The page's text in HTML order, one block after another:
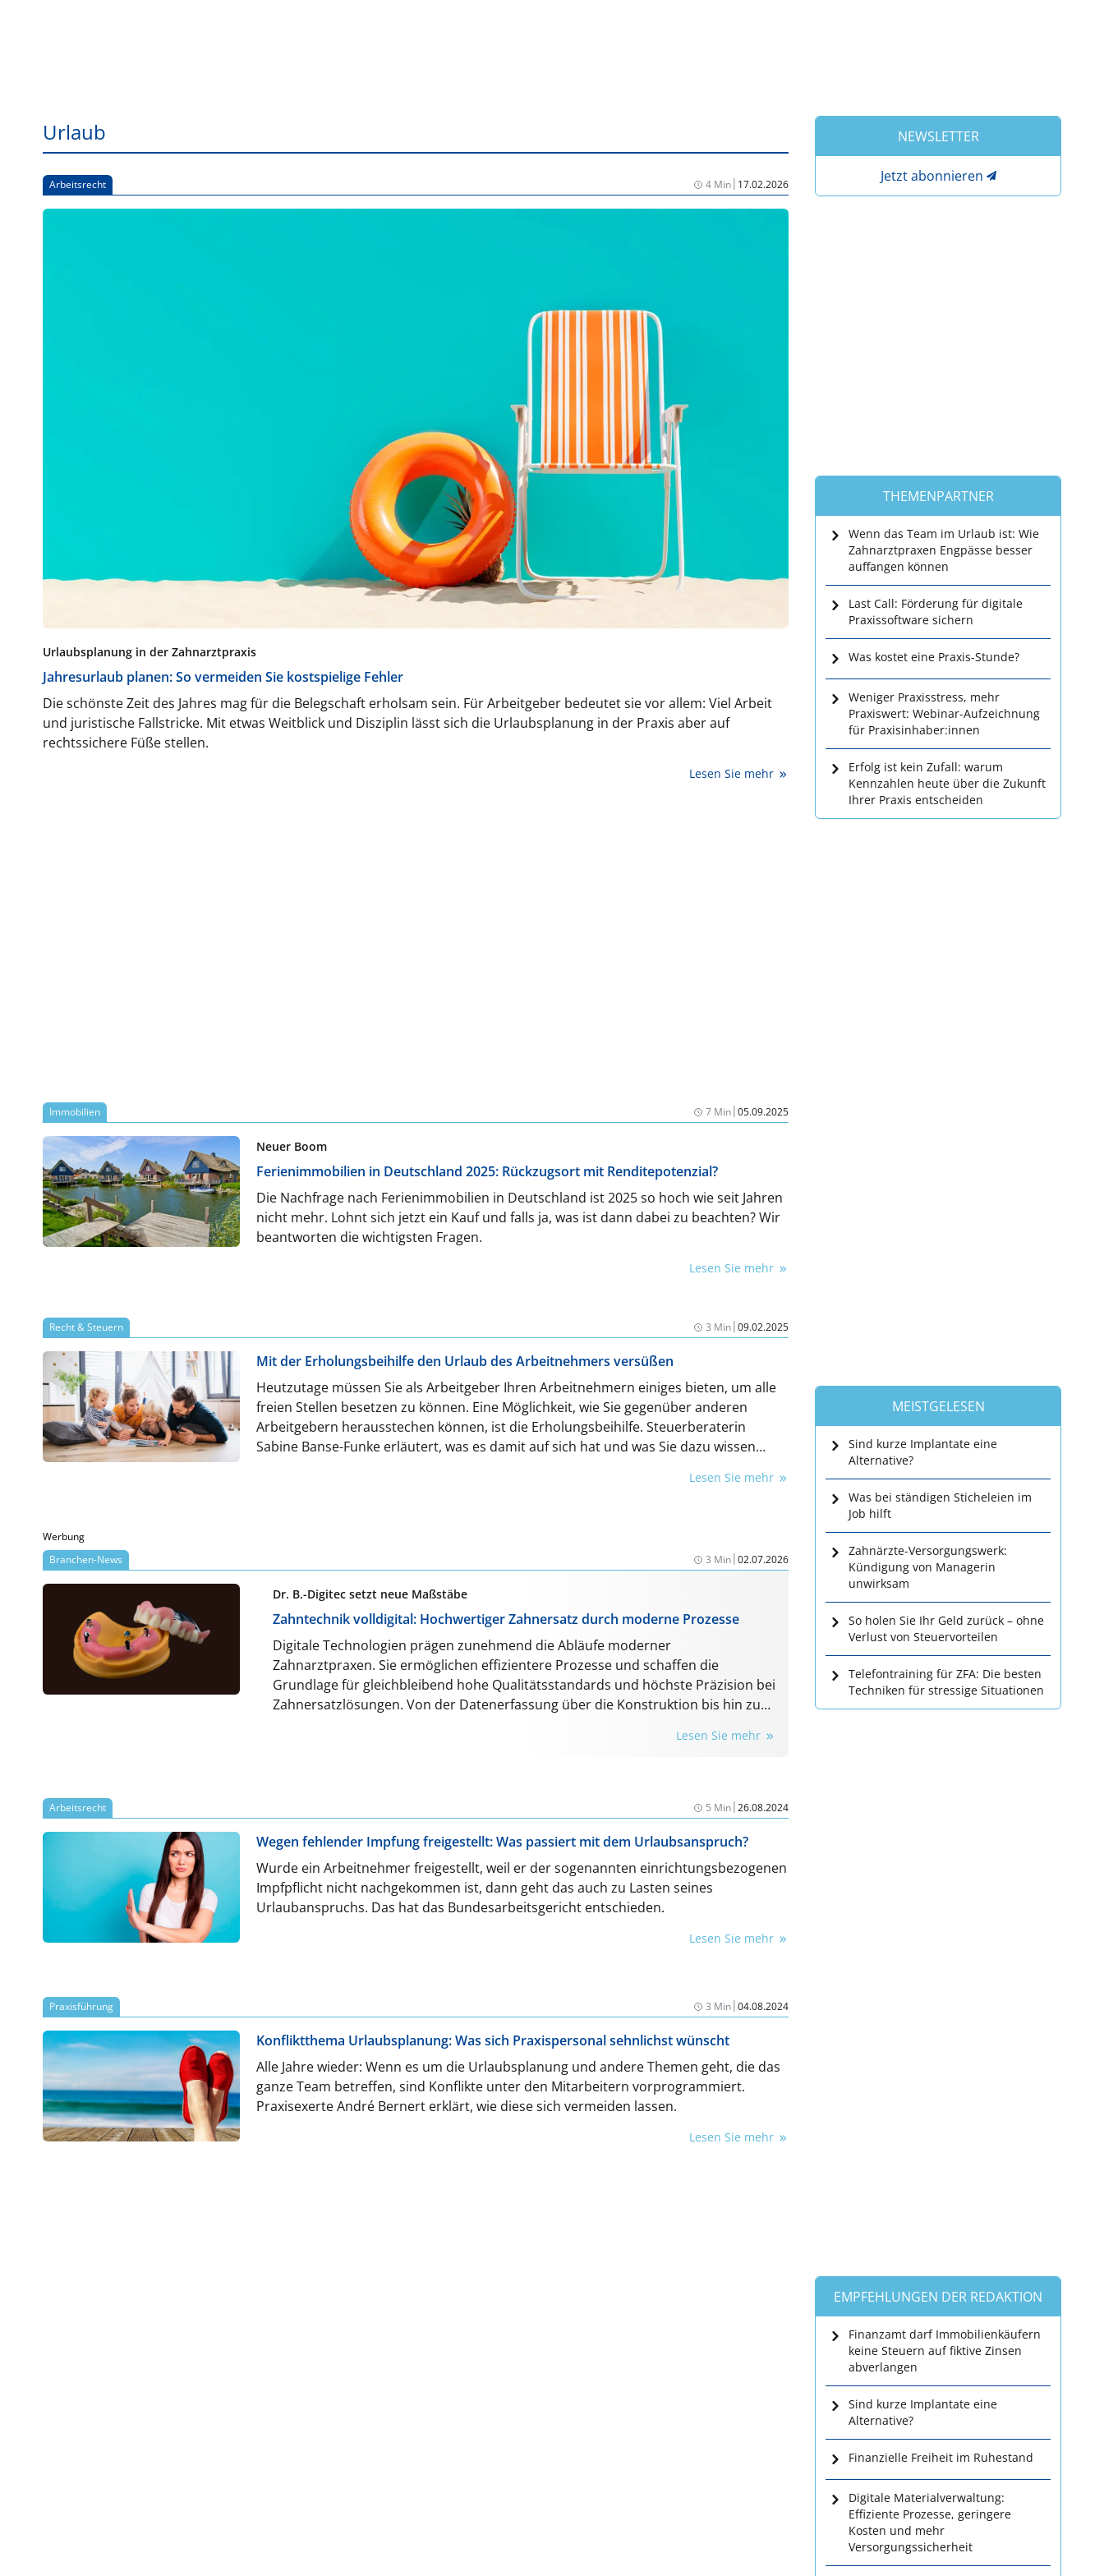
Urlaub
Arbeitsrecht 4 Min| 17.02.2026
Urlaubsplanung in der Zahnarztpraxis
Jahresurlaub planen: So vermeiden Sie kostspielige Fehler
Die schönste Zeit des Jahres mag für die Belegschaft erholsam sein. Für Arbeitgeber bedeutet sie vor allem: Viel Arbeit
und juristische Fallstricke. Mit etwas Weitblick und Disziplin lässt sich die Urlaubsplanung in der Praxis aber auf
rechtssichere Füße stellen.
Lesen Sie mehr
Immobilien 7 Min|05.09.2025
Neuer Boom
Ferienimmobilien in Deutschland 2025: Rückzugsort mit Renditepotenzial?
Die Nachfrage nach Ferienimmobilien in Deutschland ist 2025 so hoch wie seit Jahren
nicht mehr. Lohnt sich jetzt ein Kauf und falls ja, was ist dann dabei zu beachten? Wir
beantworten die wichtigsten Fragen.
Lesen Sie mehr
Recht & Steuern 3 Min|09.02.2025
Mit der Erholungsbeihilfe den Urlaub des Arbeitnehmers versüßen
Heutzutage müssen Sie als Arbeitgeber Ihren Arbeitnehmern einiges bieten, um alle
freien Stellen besetzen zu können. Eine Möglichkeit, wie Sie gegenüber anderen
Arbeitgebern herausstechen können, ist die Erholungsbeihilfe. Steuerberaterin
Sabine Banse-Funke erläutert, was es damit auf sich hat und was Sie dazu wissen
Lesen Sie mehr
Werbung
Branchen-News
3 Min|02.07.2026
Dr. B.-Digitec setzt neue Maßstäbe
Zahntechnik volldigital: Hochwertiger Zahnersatz durch moderne Prozesse
Digitale Technologien prägen zunehmend die Abläufe moderner
Zahnarztpraxen. Sie ermöglichen effizientere Prozesse und schaffen die
Grundlage für gleichbleibend hohe Qualitätsstandards und höchste Präzision bei
Zahnersatzlösungen. Von der Datenerfassung über die Konstruktion bis hin zur
B.-Digitec als zuverlässigem Partner künftig vollständig digital kommuniziert,
zu einem digitalen Ökosystem, das präzise, reproduzierbare und skalierbare
Lösungen effizient und modern umsetzt.
Lesen Sie mehr
Arbeitsrecht 5 Min|26.08.2024
Wegen fehlender Impfung freigestellt: Was passiert mit dem Urlaubsanspruch?
Wurde ein Arbeitnehmer freigestellt, weil er der sogenannten einrichtungsbezogenen
Impfpflicht nicht nachgekommen ist, dann geht das auch zu Lasten seines
Urlaubanspruchs. Das hat das Bundesarbeitsgericht entschieden.
Lesen Sie mehr
Praxisführung 3 Min|04.08.2024
Konfliktthema Urlaubsplanung: Was sich Praxispersonal sehnlichst wünscht
Alle Jahre wieder: Wenn es um die Urlaubsplanung und andere Themen geht, die das
ganze Team betreffen, sind Konflikte unter den Mitarbeitern vorprogrammiert.
Praxisexerte André Bernert erklärt, wie diese sich vermeiden lassen.
Lesen Sie mehr
NEWSLETTER
Jetzt abonnieren
THEMENPARTNER
Wenn das Team im Urlaub ist: Wie
Zahnarztpraxen Engpässe besser
auffangen können
Last Call: Förderung für digitale
Praxissoftware sichern
Was kostet eine Praxis-Stunde?
Weniger Praxisstress, mehr
Praxiswert: Webinar-Aufzeichnung
für Praxisinhaber:innen
Erfolg ist kein Zufall: warum
Kennzahlen heute über die Zukunft
Ihrer Praxis entscheiden
MEISTGELESEN
Sind kurze Implantate eine
Alternative?
Was bei ständigen Sticheleien im
Job hilft
Zahnärzte-Versorgungswerk:
Kündigung von Managerin
unwirksam
So holen Sie Ihr Geld zurück – ohne
Verlust von Steuervorteilen
Telefontraining für ZFA: Die besten
Techniken für stressige Situationen
EMPFEHLUNGEN DER REDAKTION
Finanzamt darf Immobilienkäufern
keine Steuern auf fiktive Zinsen
abverlangen
Sind kurze Implantate eine
Alternative?
Finanzielle Freiheit im Ruhestand
Digitale Materialverwaltung:
Effiziente Prozesse, geringere
Kosten und mehr
Versorgungssicherheit